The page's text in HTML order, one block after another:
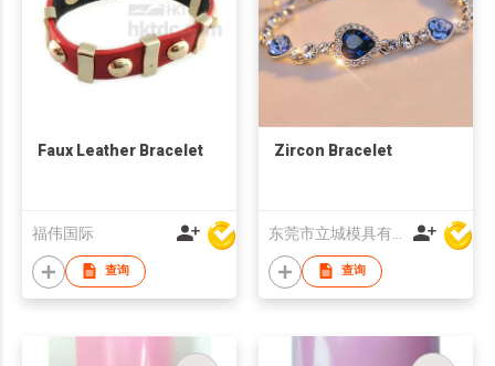
Faux Leather Bracelet
福伟国际
查询
Zircon Bracelet
查询